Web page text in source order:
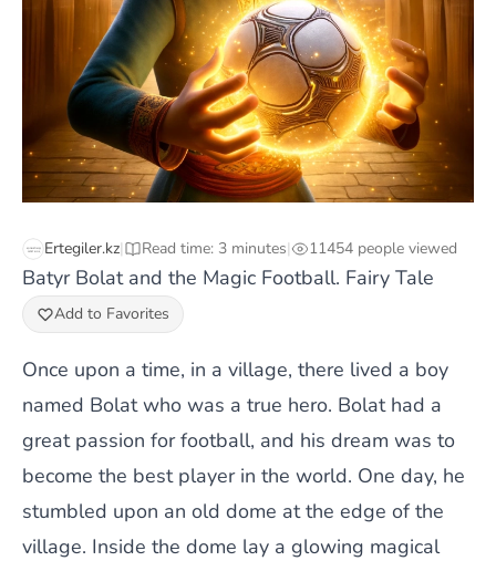
Ertegiler.kz| Read time: 3 minutes| 11454 people viewed
Batyr Bolat and the Magic Football. Fairy Tale
Add to Favorites
Once upon a time, in a village, there lived a boy
named Bolat who was a true hero. Bolat had a
great passion for football, and his dream was to
become the best player in the world. One day, he
stumbled upon an old dome at the edge of the
village. Inside the dome lay a glowing magical